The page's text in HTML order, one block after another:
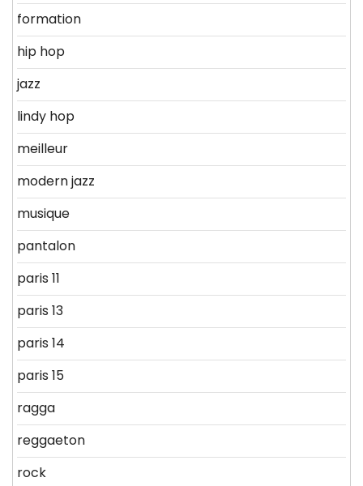
formation
hip hop
jazz
lindy hop
meilleur
modern jazz
musique
pantalon
paris 11
paris 13
paris 14
paris 15
ragga
reggaeton
rock